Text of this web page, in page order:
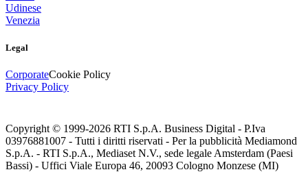
Udinese
Venezia
Legal
CorporateCookie Policy
Privacy Policy
Copyright © 1999-2026 RTI S.p.A. Business Digital - P.Iva
03976881007 - Tutti i diritti riservati - Per la pubblicità Mediamond
S.p.A. - RTI S.p.A., Mediaset N.V., sede legale Amsterdam (Paesi
Bassi) - Uffici Viale Europa 46, 20093 Cologno Monzese (MI)